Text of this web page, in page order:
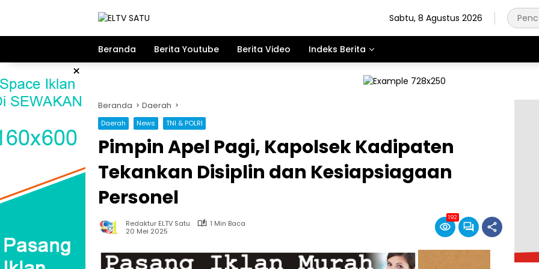
Sabtu, 8 Agustus 2026
Beranda Berita Youtube Berita Video Indeks Berita
×
Beranda Daerah
Daerah News TNI & POLRI
Pimpin Apel Pagi, Kapolsek Kadipaten
Tekankan Disiplin dan Kesiapsiagaan
Personel
Redaktur ELTV Satu
1 Min Baca
20 Mei 2025
192